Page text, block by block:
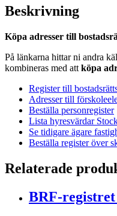
18
st)
Beskrivning
Köpa adresser till
På länkarna hittar ni andra
kombineras med att köpa
Register till
Adresser till
Beställa personregister
Lista hyresvärdar
Se tidigare ägare
Beställa register över
Relaterade
BRF-